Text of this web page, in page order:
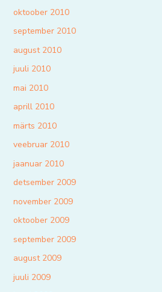
oktoober 2010
september 2010
august 2010
juuli 2010
mai 2010
aprill 2010
märts 2010
veebruar 2010
jaanuar 2010
detsember 2009
november 2009
oktoober 2009
september 2009
august 2009
juuli 2009